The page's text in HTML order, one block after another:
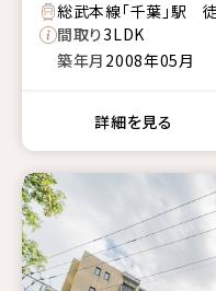
総武本線「千葉」駅
間取り3LDK
築年月 2008年05月
詳細を見る